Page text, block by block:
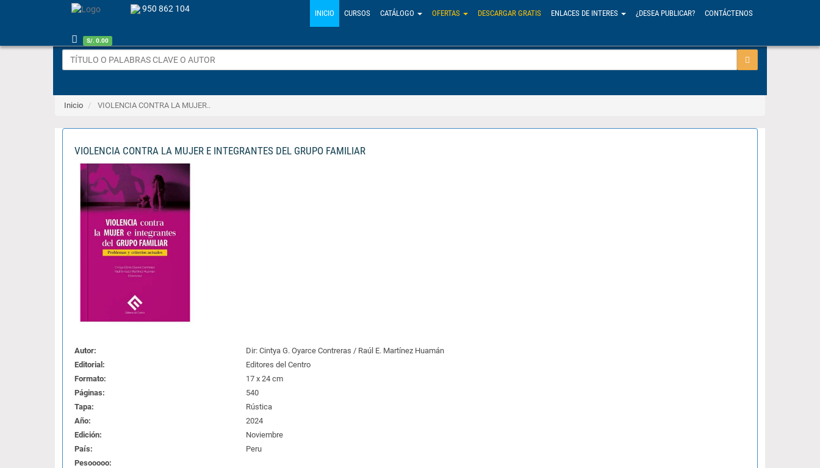
950 862 104
S/. 0.00
INICIO CURSOS CATÁLOGO OFERTAS DESCARGAR GRATIS ENLACES DE INTERES ¿DESEA PUBLICAR? CONTÁCTENOS
Inicio VIOLENCIA CONTRA LA MUJER..
VIOLENCIA CONTRA LA MUJER E INTEGRANTES DEL GRUPO FAMILIAR
Autor:
Dir: Cintya G. Oyarce Contreras / Raúl E. Martínez Huamán
Editorial:
Editores del Centro
Formato:
17 x 24 cm
Páginas:
540
Tapa:
Rústica
Año:
2024
Edición:
Noviembre
País:
Peru
Pesooooo: